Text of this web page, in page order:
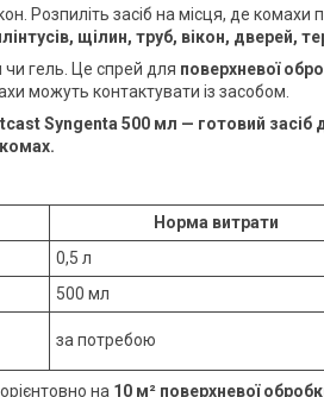
Розпиліть засіб на місця, де
щілин, труб, вікон,
гель. Це спрей для поверхневої
можуть контактувати із засобом.
Syngenta 500 мл — готовий
Норма витрати
0,5 л
500 мл
за потребою
на 10 м² поверхневої